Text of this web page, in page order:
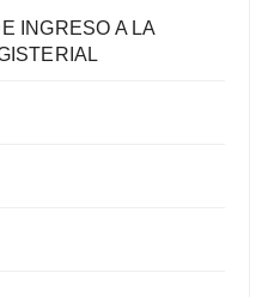
INGRESO A LA